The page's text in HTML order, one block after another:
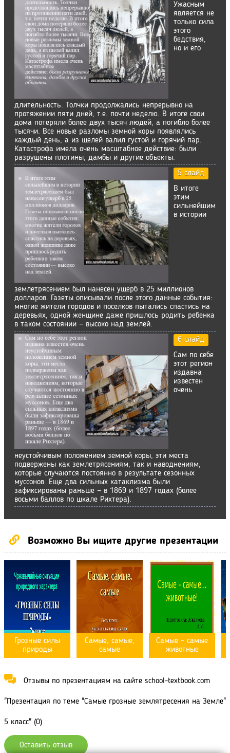
Ужасным
является не
только сила
этого
бедствия,
но и его
длительность. Толчки продолжались непрерывно на
протяжении пяти дней, т.е. почти неделю. В итоге свои
дома потеряли более двух тысяч людей, а погибло более
тысячи. Все новые разломы земной коры появлялись
каждый день, а из щелей валил густой и горячий пар.
Катастрофа имела очень масштабное действие: были
разрушены плотины, дамбы и другие объекты.
5 слайд
В итоге
этим
сильнейшим
в истории
землетрясением был нанесен ущерб в 25 миллионов
долларов. Газеты описывали после этого данные события:
многие жители городов и поселков пытались спастись на
деревьях, одной женщине даже пришлось родить ребенка
в таком состоянии — высоко над землей.
6 слайд
Сам по себе
этот регион
издавна
известен
очень
неустойчивым положением земной коры, эти места
подвержены как землетрясениям, так и наводнениям,
которые случаются постоянно в результате сезонных
муссонов. Еще два сильных катаклизма были
зафиксированы раньше — в 1869 и 1897 годах (более
восьми баллов по шкале Рихтера).
Возможно Вы ищите другие презентации
Грозные силы
природы
Самые, самые,
самые
Самые – самые
животные
Отзывы по презентациям на сайте school-textbook.com
"Презентация по теме "Самые грозные землятресения на Земле"
5 класс" (0)
Оставить отзыв